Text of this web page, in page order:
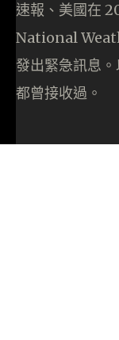
速報、美國在
National
發出緊急訊息
都曾接收過。